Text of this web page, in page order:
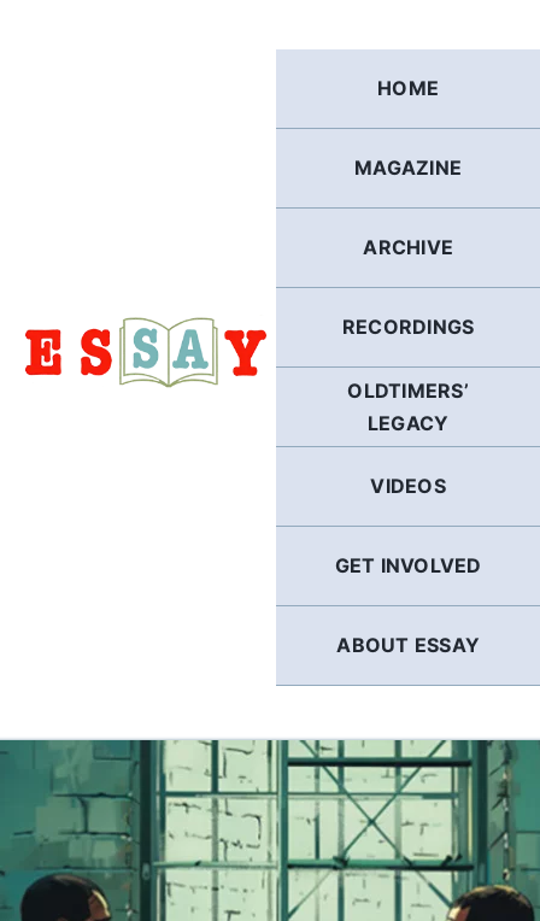
HOME
MAGAZINE
ARCHIVE
RECORDINGS
OLDTIMERS’
LEGACY
VIDEOS
GET INVOLVED
ABOUT ESSAY